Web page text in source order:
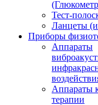
Тест-
Ланцеты
Приборы
Аппараты
Аппараты
терапии